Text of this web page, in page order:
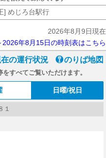
] めじろ台駅行
2026年8月9日現在
年8月15日の時刻表はこちら
の運行状況 のりば地図
すべてご覧いただけます。
日曜/祝日
１